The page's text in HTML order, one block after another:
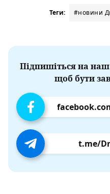
Теги: #новини
Підпишіться на
щоб бути
t.me/